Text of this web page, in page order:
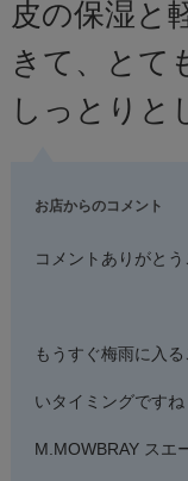
皮の保湿と
きて、とて
しっとりと
お店からのコメント
コメントありがとう
もうすぐ梅雨に入
いタイミングですね
M.MOWBRAY スエ